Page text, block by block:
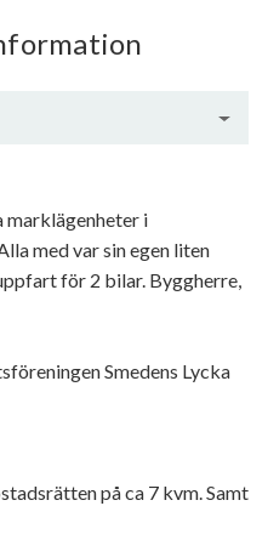
marklägenheter i
med var sin egen liten
för 2 bilar. Byggherre,
Smedens Lycka
på ca 7 kvm. Samt